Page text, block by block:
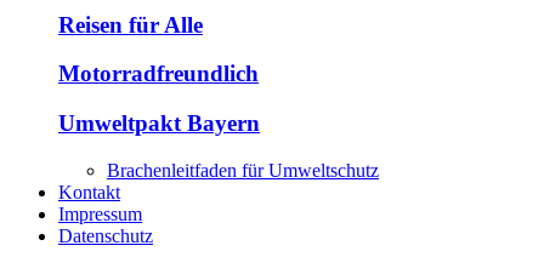
Reisen für Alle
Motorradfreundlich
Umweltpakt Bayern
Brachenleitfaden für Umweltschutz
Kontakt
Impressum
Datenschutz